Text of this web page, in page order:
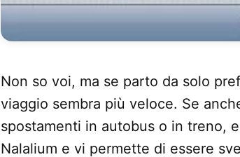
Non so voi, ma se parto da solo
viaggio sembra più veloce. Se
spostamenti in autobus o in treno,
Nalalium e vi permette di essere